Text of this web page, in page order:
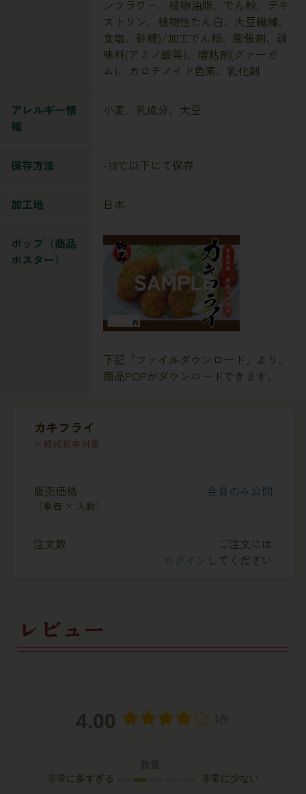
ンフラワー、植物油脂、でん粉、デキ
ストリン、植物性たん白、大豆繊維、
食塩、砂糖)/加工でん粉、膨張剤、調
味料(アミノ酸等)、増粘剤(グァーガ
ム)、カロチノイド色素、乳化剤
アレルギー情
報
小麦、乳成分、大豆
保存方法 -18℃以下にて保存
加工地 日本
ポップ（商品
ポスター）
下記「ファイルダウンロード」より、
商品POPがダウンロードできます。
カキフライ
軽減税率対象
販売価格
（単価 × 入数）
会員のみ公開
注文数
ご注文には
ログイン してください
レビュー
4.00 1件
数量
非常に多すぎる 非常に少ない